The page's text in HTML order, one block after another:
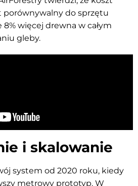
do sprzętu
więcej drewna w całym
gleby.
i skalowanie
system od 2020 roku, kiedy
metrowy prototyp. W